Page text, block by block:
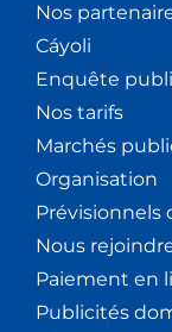
Nos
Cáyoli
Enquête
Nos tarifs
Marchés
Organisation
Prévisionnels
Nous
Paiement en
Publicités